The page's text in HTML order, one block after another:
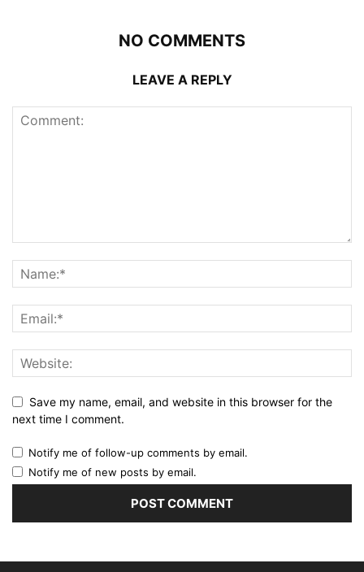
NO COMMENTS
LEAVE A REPLY
Save my name, email, and website in this browser for the
next time I comment.
Notify me of follow-up comments by email.
Notify me of new posts by email.